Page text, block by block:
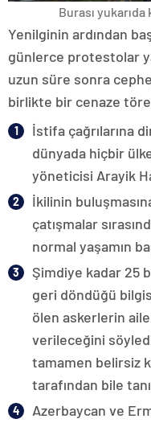
Burası
Yenilginin ardından
günlerce protestolar
uzun süre sonra
birlikte bir cenaze
İstifa çağrılarına
dünyada hiçbir
yöneticisi Arayik
İkilinin
çatışmalar
normal yaşamın
Şimdiye kadar 25
geri döndüğü
ölen askerlerin
verileceğini
tamamen belirsiz
tarafından bile
Azerbaycan ve